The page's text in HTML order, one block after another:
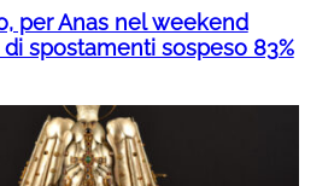
per Anas nel weekend
spostamenti sospeso 83%